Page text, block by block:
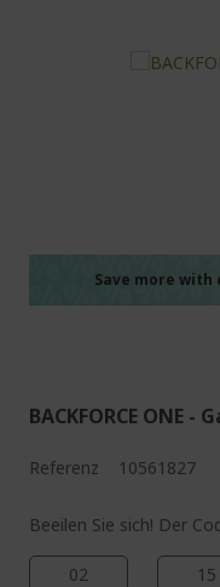
Save more with
BACKFORCE ONE -
Referenz 10561827
Beeilen Sie sich! Der
02 15